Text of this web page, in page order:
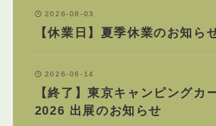
2026-08-03
【休業日】夏季休業のお知ら
2026-06-14
【終了】東京キャンピングカ
2026 出展のお知らせ